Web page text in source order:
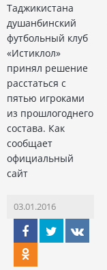
Таджикистана
душанбинский
футбольный клуб
«Истиклол»
принял решение
расстаться с
пятью игроками
из прошлогоднего
состава. Как
сообщает
официальный
сайт
03.01.2016